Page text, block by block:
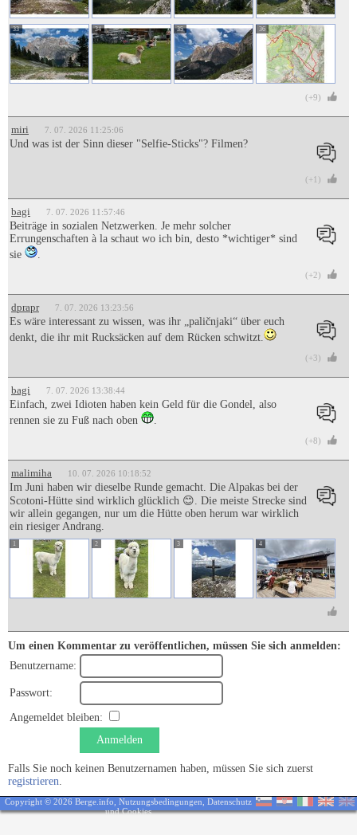
33 34 35 36
(+9)
miri 7. 07. 2026 11:25:06
Und was ist der Sinn dieser "Selfie-Sticks"? Filmen?
(+1)
bagi 7. 07. 2026 11:57:46
Beiträge in sozialen Netzwerken. Je mehr solcher
Errungenschaften à la schaut wo ich bin, desto *wichtiger* sind
sie
.
(+2)
dprapr 7. 07. 2026 13:23:56
Es wäre interessant zu wissen, was ihr „paličnjaki“ über euch
denkt, die ihr mit Rucksäcken auf dem Rücken schwitzt.
(+3)
bagi 7. 07. 2026 13:38:44
Einfach, zwei Idioten haben kein Geld für die Gondel, also
rennen sie zu Fuß nach oben
.
(+8)
malimiha 10. 07. 2026 10:18:52
Im Juni haben wir dieselbe Runde gemacht. Die Alpakas bei der
Scotoni-Hütte sind wirklich glücklich 😊. Die meiste Strecke sind
wir allein gegangen, nur um die Hütte oben herum war wirklich
ein riesiger Andrang.
1 2 3 4
Um einen Kommentar zu veröffentlichen, müssen Sie sich anmelden:
Benutzername:
Passwort:
Angemeldet bleiben:
Anmelden
Falls Sie noch keinen Benutzernamen haben, müssen Sie sich zuerst
registrieren.
Copyright © 2026 Berge.info, Nutzungsbedingungen Datenschutz
und Cookies